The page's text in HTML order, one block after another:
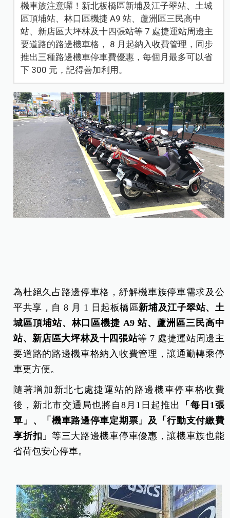
機車族注意囉！新北板橋區新埔及江子翠站、土城
區頂埔站、林口區機捷 A9 站、蘆洲區三民高中
站、新店區大坪林及十四張站等 7 處捷運站周邊主
要道路的路邊機車格， 8 月起納入收費管理，同步
推出三種路邊機車停車費優惠，每個月最多可以省
下 300 元，記得善加利用。
為杜絕久占路邊停車格，紓解機車族停車需求及公
平共享，自 8 月 1 日起板橋區新埔及江子翠站、土
城區頂埔站、林口區機捷 A9 站、蘆洲區三民高中
站、新店區大坪林及十四張站等 7 處捷運站周邊主
要道路的路邊機車格納入收費管理，讓通勤轉乘停
車更方便。
隨著增加新北七處捷運站的路邊機車停車格收費
後，新北市交通局也將自8月1日起推出
「每日1張
單」、「機車路邊停車定期票」及「行動支付繳費
享折扣」 等三大路邊機車停車優惠，讓機車族也能
省荷包安心停車。